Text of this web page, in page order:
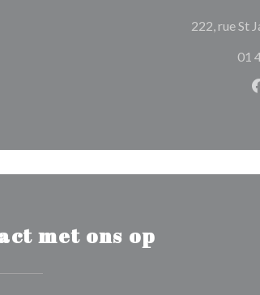
222, rue St
01
met ons op